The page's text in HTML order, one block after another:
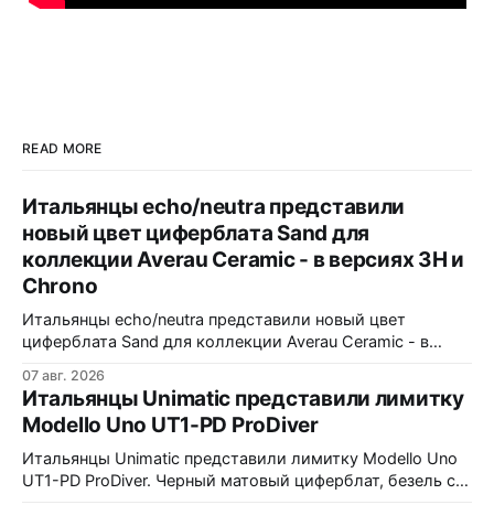
READ MORE
Итальянцы echo/neutra представили
новый цвет циферблата Sand для
коллекции Averau Ceramic - в версиях 3H и
Chrono
Итальянцы echo/neutra представили новый цвет
циферблата Sand для коллекции Averau Ceramic - в
контрастирует с тёмным корпусом из матовой чёрной
керамики и титана Grade 2. Сапфировое стекло с
куполом, завинчивающаяся заводная головка,
водозащита 100 метров. Ремешки на выбор - чёрный
текстильный, чёрный веганский (BioVeg из
07 авг. 2026
Итальянцы Unimatic представили лимитку
Modello Uno UT1-PD ProDiver
Итальянцы Unimatic представили лимитку Modello Uno
UT1-PD ProDiver. Черный матовый циферблат, безель с